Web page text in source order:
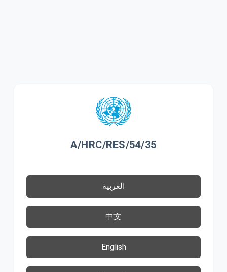
A/HRC/RES/54/35
العربية
中文
English